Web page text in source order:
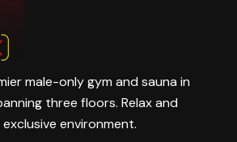
male-only gym and sauna in
three floors. Relax and
environment.